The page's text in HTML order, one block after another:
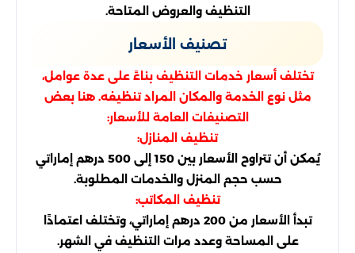
التنظيف والعروض المتاحة.
تصنيف الأسعار
تختلف أسعار خدمات التنظيف بناءً على عدة عوامل،
مثل نوع الخدمة والمكان المراد تنظيفه. هنا بعض
التصنيفات العامة للأسعار:
تنظيف المنازل:
يُمكن أن تتراوح الأسعار بين 150 إلى 500 درهم إماراتي
حسب حجم المنزل والخدمات المطلوبة.
تنظيف المكاتب:
تبدأ الأسعار من 200 درهم إماراتي، وتختلف اعتمادًا
على المساحة وعدد مرات التنظيف في الشهر.